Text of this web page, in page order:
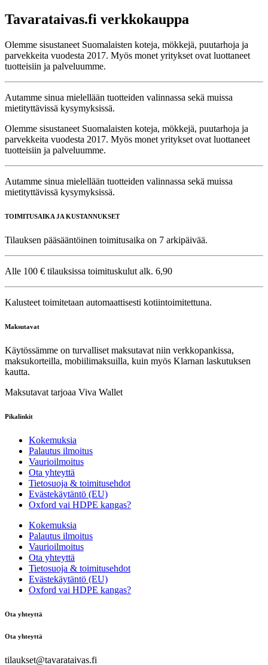
Tavarataivas.fi verkkokauppa
Olemme sisustaneet Suomalaisten koteja, mökkejä, puutarhoja ja
parvekkeita vuodesta 2017. Myös monet yritykset ovat luottaneet
tuotteisiin ja palveluumme.
Autamme sinua mielellään tuotteiden valinnassa sekä muissa
mietityttävissä kysymyksissä.
Olemme sisustaneet Suomalaisten koteja, mökkejä, puutarhoja ja
parvekkeita vuodesta 2017. Myös monet yritykset ovat luottaneet
tuotteisiin ja palveluumme.
Autamme sinua mielellään tuotteiden valinnassa sekä muissa
mietityttävissä kysymyksissä.
TOIMITUSAIKA JA KUSTANNUKSET
Tilauksen pääsääntöinen toimitusaika on 7 arkipäivää.
Alle 100 € tilauksissa toimituskulut alk. 6,90
Kalusteet toimitetaan automaattisesti kotiintoimitettuna.
Maksutavat
Käytössämme on turvalliset maksutavat niin verkkopankissa,
maksukorteilla, mobiilimaksuilla, kuin myös Klarnan laskutuksen
kautta.
Maksutavat tarjoaa Viva Wallet
Pikalinkit
Kokemuksia
Palautus ilmoitus
Vaurioilmoitus
Ota yhteyttä
Tietosuoja & toimitusehdot
Evästekäytäntö (EU)
Oxford vai HDPE kangas?
Kokemuksia
Palautus ilmoitus
Vaurioilmoitus
Ota yhteyttä
Tietosuoja & toimitusehdot
Evästekäytäntö (EU)
Oxford vai HDPE kangas?
Ota yhteyttä
Ota yhteyttä
tilaukset@tavarataivas.fi